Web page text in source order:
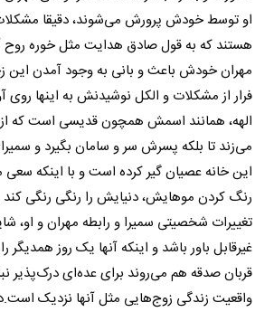
او توسط خودش پرورش می‌شوند، دقیقا
هستند که به قول صادق هدایت مثل خوره روح
مهران خودش باعث و بانی به وجود آمدن این
فرار از مشکلات و الکل نوشیدنش به اینها
الهه، همانند اسمش همچون قدیسی است که
می‌زند تا بلکه پسرش سر و سامان بگیرد و
این خانه عصیان گیر کرده است و با اینکه
رنگ کردن موهایش، دنیایش را رنگی رنگی کند
تغییرات شخصیتی سمیرا و رابطه مهران و او،
غیرقابل باور باشد و اینکه آنها یک روز همدیگر
قربان صدقه هم می‌روند برای عده‌ای درک‌پذیر
واقعیت زندگی زوج‌هایی مثل آنها نزدیک است.